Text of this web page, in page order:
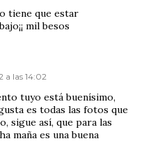
tiene que estar
mil besos
a las 14:02
tuyo está buenísimo,
es todas las fotos que
sigue así, que para las
maña es una buena